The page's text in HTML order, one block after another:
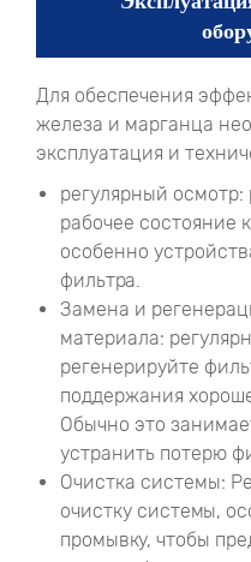
Для обеспечения
железа и марганца
эксплуатация и
регулярный осмотр:
рабочее состояние
особенно
фильтра.
Замена и
материала:
регенерируйте
поддержания
Обычно это
устранить потерю
Очистка системы:
очистку системы,
промывку, чтобы